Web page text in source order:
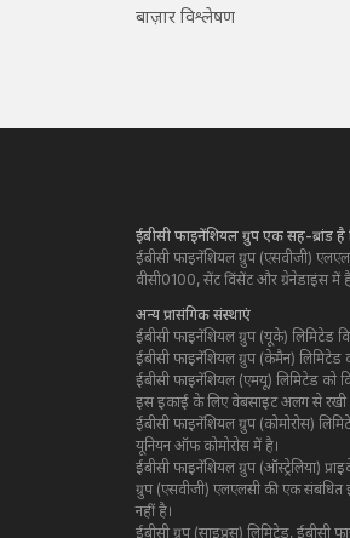
बाज़ार विश्लेषण
ईबीसी फाइनेंशियल ग्रुप एक सह-ब्रांड
ईबीसी फाइनेंशियल ग्रुप (एसवीजी)
वीसी0100, सेंट विंसेंट और ग्रेनेडाइंस में
अन्य प्रासंगिक संस्थाएं
ईबीसी फाइनेंशियल ग्रुप (यूके) लिमिटेड
ईबीसी फाइनेंशियल ग्रुप (केमैन)
ईबीसी फाइनेंशियल (एमयू) लिमिटेड को
इस इकाई के लिए वेबसाइट अलग से रखी
ईबीसी फाइनेंशियल ग्रुप (कोमोरोस)
यूनियन ऑफ कोमोरोस में है।
ईबीसी फाइनेंशियल ग्रुप (ऑस्ट्रेलिया)
ग्रुप (एसवीजी) एलएलसी की एक संबंधित
नहीं है।
ईबीसी ग्रुप (साइप्रस) लिमिटेड,